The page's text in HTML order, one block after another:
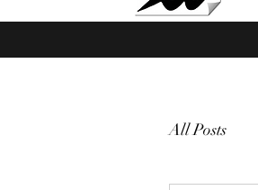
All Posts